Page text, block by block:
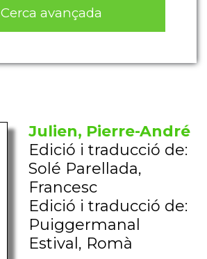
Cerca avançada
Julien, Pierre-André
Edició i traducció de:
Solé Parellada,
Francesc
Edició i traducció de:
Puiggermanal
Estival, Romà